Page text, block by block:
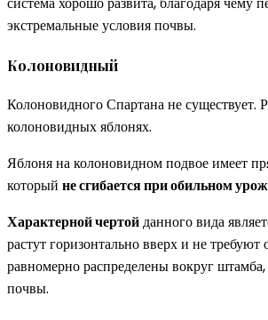
экстремальные условия почвы.
Колоновидный
Колоновидного Спартана не существует.
колоновидных яблонях.
Яблоня на колоновидном подвое имеет
который не сгибается при обильном
Характерной чертойданного вида
растут горизонтально вверх и не требуют
равномерно распределены вокруг
почвы.